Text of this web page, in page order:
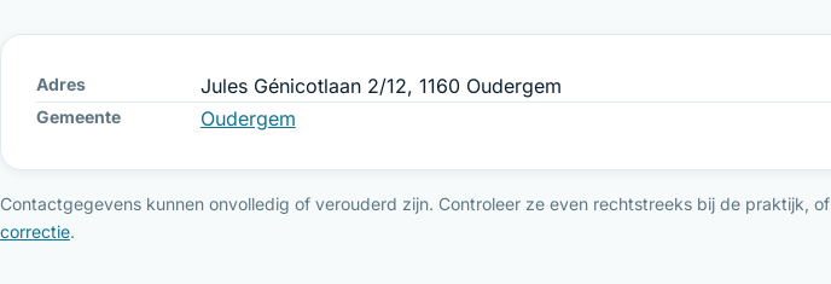
Adres Jules Génicotlaan 2/12, 1160 Oudergem
Gemeente Oudergem
Contactgegevens kunnen onvolledig of verouderd zijn. Controleer ze even rechtstreeks bij de praktijk, of
correctie.